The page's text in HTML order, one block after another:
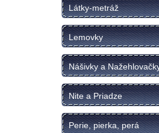
Látky-metráž
Lemovky
Nášivky a
Nite a Priadze
Perie, pierka, perá